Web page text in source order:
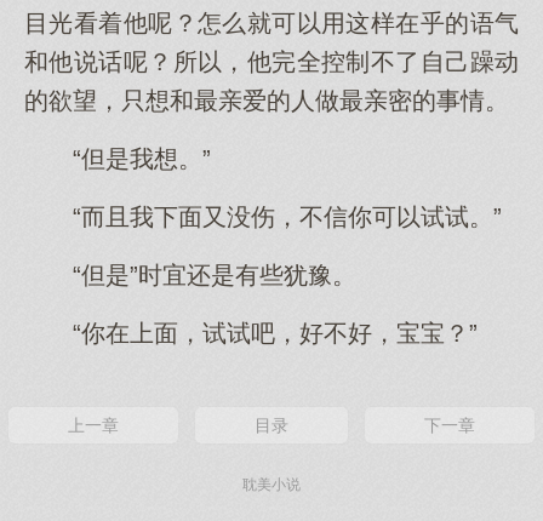
目光看着他呢？怎么就可以用这样在乎的语气
和他说话呢？所以，他完全控制不了自己躁动
的欲望，只想和最亲爱的人做最亲密的事情。
“但是我想。”
“而且我下面又没伤，不信你可以试试。”
“但是”时宜还是有些犹豫。
“你在上面，试试吧，好不好，宝宝？”
上一章 目录 下一章
耽美小说